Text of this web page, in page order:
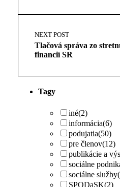
NEXT POST
Tlačová správa zo
financií SR
Tagy
iné(2)
informácia(6)
podujatia(50)
pre členov(12)
publikácie a
sociálne
sociálne služby
SPODaSK(2)